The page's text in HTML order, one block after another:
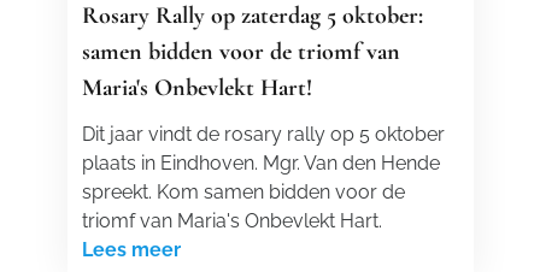
Rosary Rally op zaterdag 5 oktober:
samen bidden voor de triomf van
Maria's Onbevlekt Hart!
Dit jaar vindt de rosary rally op 5 oktober
plaats in Eindhoven. Mgr. Van den Hende
spreekt. Kom samen bidden voor de
triomf van Maria's Onbevlekt Hart.
Lees meer